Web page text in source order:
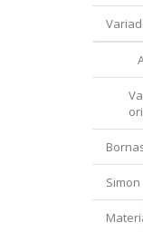
Simon